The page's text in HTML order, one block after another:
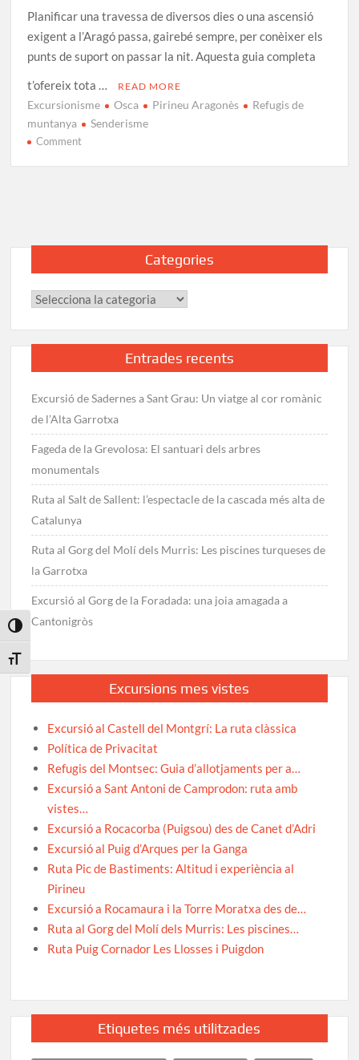
Toggle High Contrast
Toggle Font size
Planificar una travessa de diversos dies o una ascensió
exigent a l’Aragó passa, gairebé sempre, per conèixer els
punts de suport on passar la nit. Aquesta guia completa
t’ofereix tota …
READ MORE
Excursionisme Osca Pirineu Aragonès
Refugis de
muntanya
Senderisme
Commenton
aragonès:
informació
Categories
Categories
Entrades recents
Excursió de Sadernes a Sant Grau: Un viatge al cor romànic
de l’Alta Garrotxa
Fageda de la Grevolosa: El santuari dels arbres
monumentals
Ruta al Salt de Sallent: l’espectacle de la cascada més alta de
Catalunya
Ruta al Gorg del Molí dels Murris: Les piscines turqueses de
la Garrotxa
Excursió al Gorg de la Foradada: una joia amagada a
Cantonigròs
Excursions mes vistes
Excursió al Castell del Montgrí: La ruta clàssica
Política de Privacitat
Refugis del Montsec: Guia d’allotjaments per a…
Excursió a Sant Antoni de Camprodon: ruta amb
vistes…
Excursió a Rocacorba (Puigsou) des de Canet d’Adri
Excursió al Puig d’Arques per la Ganga
Ruta Pic de Bastiments: Altitud i experiència al
Pirineu
Excursió a Rocamaura i la Torre Moratxa des de…
Ruta al Gorg del Molí dels Murris: Les piscines…
Ruta Puig Cornador Les Llosses i Puigdon
Etiquetes més utilitzades